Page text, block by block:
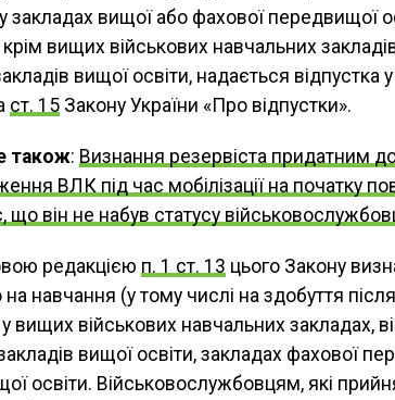
закладах вищої або фахової передвищої
крім вищих військових навчальних
вищої освіти, надається відпустка
ст. 15 Закону України «Про відпустки».
також: Визнання резервіста придатним
ВЛК під час мобілізації на початку
що він не набув статусу
редакцією п. 1 ст. 13 цього Закону
навчання (у тому числі на здобуття
у вищих військових навчальних закладах,
вищої освіти, закладах фахової
освіти. Військовослужбовцям, які